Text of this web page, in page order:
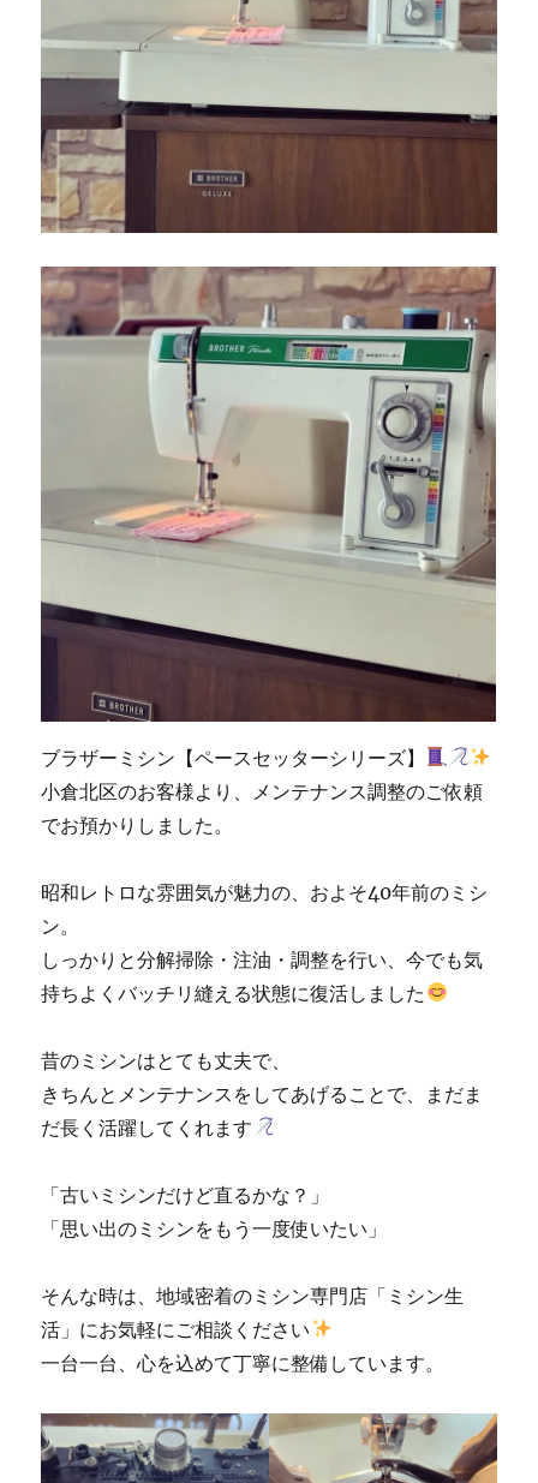
ブラザーミシン【ペースセッターシリーズ】
小倉北区のお客様より、メンテナンス調整のご依頼
でお預かりしました。
昭和レトロな雰囲気が魅力の、およそ40年前のミシ
ン。
しっかりと分解掃除・注油・調整を行い、今でも気
持ちよくバッチリ縫える状態に復活しました
昔のミシンはとても丈夫で、
きちんとメンテナンスをしてあげることで、まだま
だ長く活躍してくれます
「古いミシンだけど直るかな？」
「思い出のミシンをもう一度使いたい」
そんな時は、地域密着のミシン専門店「ミシン生
活」にお気軽にご相談ください
一台一台、心を込めて丁寧に整備しています。